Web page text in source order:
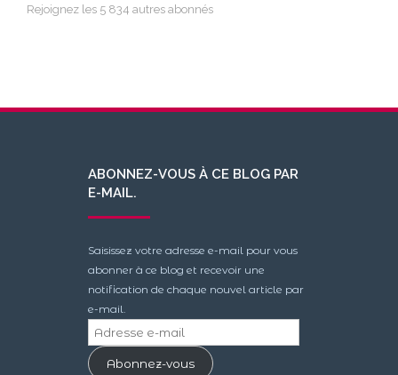
Rejoignez les 5 834 autres abonnés
ABONNEZ-VOUS À CE BLOG PAR
E-MAIL.
Saisissez votre adresse e-mail pour vous
abonner à ce blog et recevoir une
notification de chaque nouvel article par
e-mail.
Adresse
e-
mailAbonnez-vous